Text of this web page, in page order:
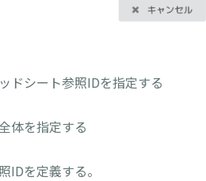
ドシート参照IDを指定する
体を指定する
IDを定義する。